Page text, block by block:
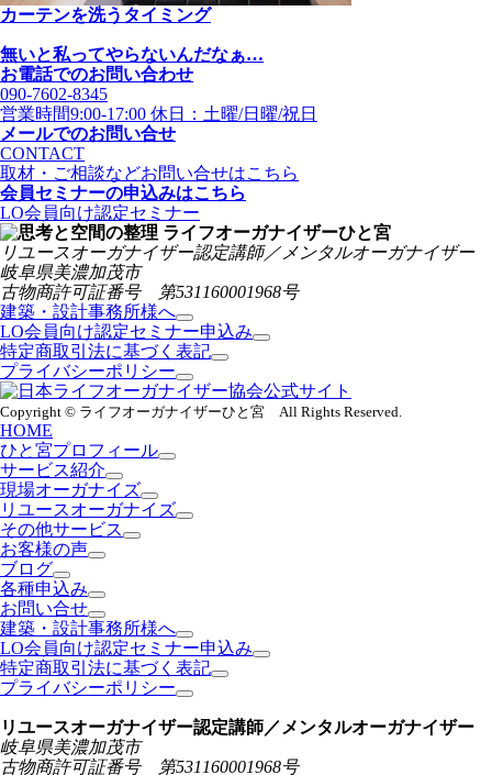
カーテンを洗うタイミング
無いと私ってやらないんだなぁ…
お電話でのお問い合わせ
090-7602-8345
営業時間9:00-17:00 休日：土曜/日曜/祝日
メールでのお問い合せ
CONTACT
取材・ご相談などお問い合せはこちら
会員セミナーの申込みはこちら
LO会員向け認定セミナー
リユースオーガナイザー認定講師／メンタルオーガナイザー
岐阜県美濃加茂市
古物商許可証番号 第531160001968号
建築・設計事務所様へ
LO会員向け認定セミナー申込み
特定商取引法に基づく表記
プライバシーポリシー
Copyright © ライフオーガナイザーひと宮 All Rights Reserved.
HOME
ひと宮プロフィール
サービス紹介
現場オーガナイズ
リユースオーガナイズ
その他サービス
お客様の声
ブログ
各種申込み
お問い合せ
建築・設計事務所様へ
LO会員向け認定セミナー申込み
特定商取引法に基づく表記
プライバシーポリシー
リユースオーガナイザー認定講師／メンタルオーガナイザー
岐阜県美濃加茂市
古物商許可証番号 第531160001968号